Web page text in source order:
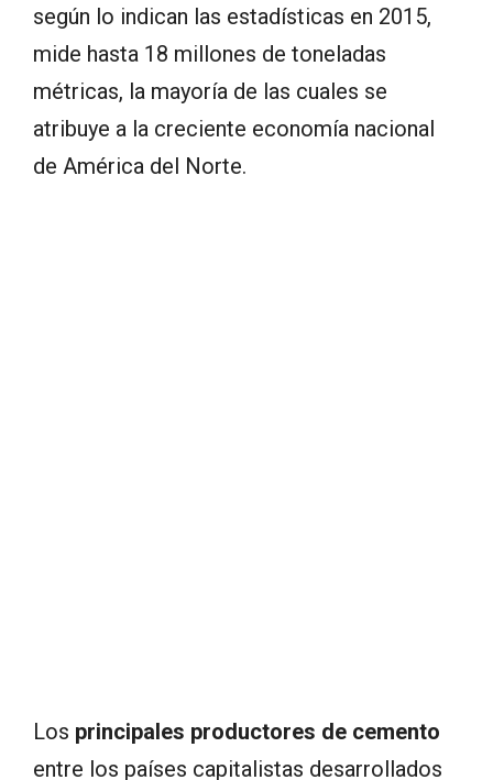
según lo indican las estadísticas en 2015,
mide hasta 18 millones de toneladas
métricas, la mayoría de las cuales se
atribuye a la creciente economía nacional
de América del Norte.
Los principales productores de cemento
entre los países capitalistas desarrollados